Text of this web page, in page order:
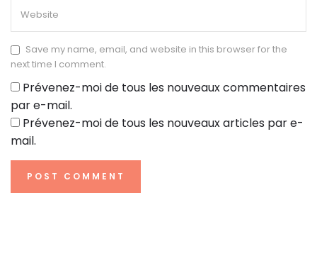
Save my name, email, and website in this browser for the
next time I comment.
Prévenez-moi de tous les nouveaux commentaires
par e-mail.
Prévenez-moi de tous les nouveaux articles par e-
mail.